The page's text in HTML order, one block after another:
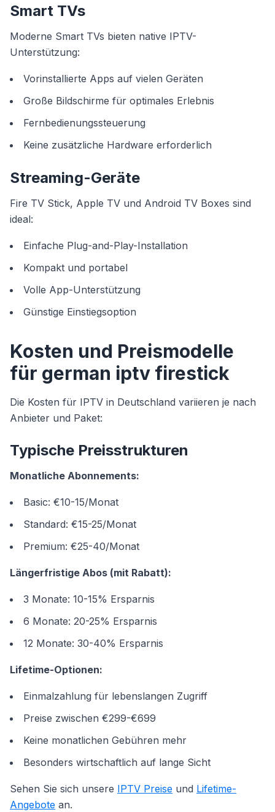
Smart TVs
Moderne Smart TVs bieten native IPTV-
Unterstützung:
Vorinstallierte Apps auf vielen Geräten
Große Bildschirme für optimales Erlebnis
Fernbedienungssteuerung
Keine zusätzliche Hardware erforderlich
Streaming-Geräte
Fire TV Stick, Apple TV und Android TV Boxes sind
ideal:
Einfache Plug-and-Play-Installation
Kompakt und portabel
Volle App-Unterstützung
Günstige Einstiegsoption
Kosten und Preismodelle
für german iptv firestick
Die Kosten für IPTV in Deutschland variieren je nach
Anbieter und Paket:
Typische Preisstrukturen
Monatliche Abonnements:
Basic: €10-15/Monat
Standard: €15-25/Monat
Premium: €25-40/Monat
Längerfristige Abos (mit Rabatt):
3 Monate: 10-15% Ersparnis
6 Monate: 20-25% Ersparnis
12 Monate: 30-40% Ersparnis
Lifetime-Optionen:
Einmalzahlung für lebenslangen Zugriff
Preise zwischen €299-€699
Keine monatlichen Gebühren mehr
Besonders wirtschaftlich auf lange Sicht
Sehen Sie sich unsere IPTV Preise und Lifetime-
Angebote an.